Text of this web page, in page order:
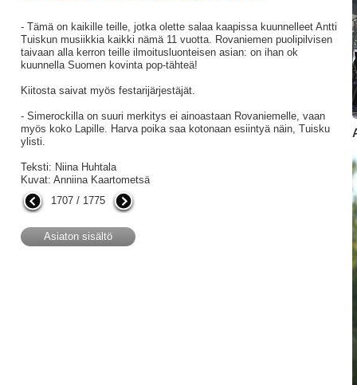
- Tämä on kaikille teille, jotka olette salaa kaapissa kuunnelleet Antti
Tuiskun musiikkia kaikki nämä 11 vuotta. Rovaniemen puolipilvisen
taivaan alla kerron teille ilmoitusluonteisen asian: on ihan ok
kuunnella Suomen kovinta pop-tähteä!
Kiitosta saivat myös festarijärjestäjät.
- Simerockilla on suuri merkitys ei ainoastaan Rovaniemelle, vaan
myös koko Lapille. Harva poika saa kotonaan esiintyä näin, Tuisku
ylisti.
Teksti: Niina Huhtala
Kuvat: Anniina Kaartometsä
1707 / 1775
Asiaton sisältö